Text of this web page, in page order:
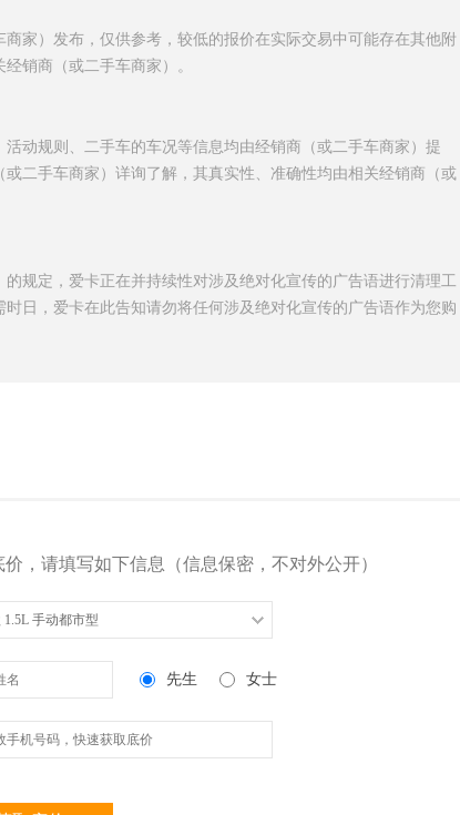
家）发布，仅供参考，较低的报价在实际交易中可能存在其他附
销商（或二手车商家）。
动规则、二手车的车况等信息均由经销商（或二手车商家）提
二手车商家）详询了解，其真实性、准确性均由相关经销商（或
规定，爱卡正在并持续性对涉及绝对化宣传的广告语进行清理工
日，爱卡在此告知请勿将任何涉及绝对化宣传的广告语作为您购
价，请填写如下信息（信息保密，不对外公开）
1.5L 手动都市型
先生 女士